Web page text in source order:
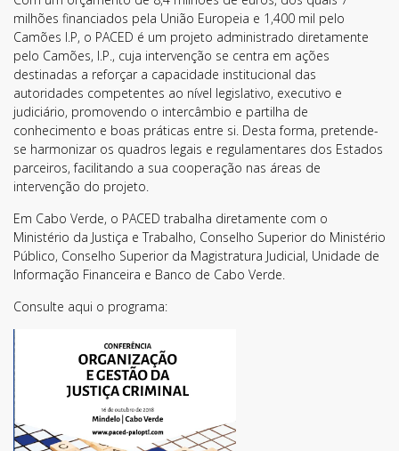
milhões financiados pela União Europeia e 1,400 mil pelo
Camões I.P, o PACED é um projeto administrado diretamente
pelo Camões, I.P., cuja intervenção se centra em ações
destinadas a reforçar a capacidade institucional das
autoridades competentes ao nível legislativo, executivo e
judiciário, promovendo o intercâmbio e partilha de
conhecimento e boas práticas entre si. Desta forma, pretende-
se harmonizar os quadros legais e regulamentares dos Estados
parceiros, facilitando a sua cooperação nas áreas de
intervenção do projeto.
Em Cabo Verde, o PACED trabalha diretamente com o
Ministério da Justiça e Trabalho, Conselho Superior do Ministério
Público, Conselho Superior da Magistratura Judicial, Unidade de
Informação Financeira e Banco de Cabo Verde.
Consulte aqui o programa:
Li e aceito osTermos de Utilização
SUBSCREVER